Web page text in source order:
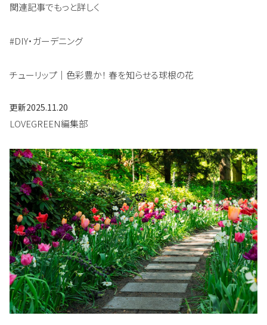
関連記事でもっと詳しく
#DIY・ガーデニング
チューリップ｜色彩豊か！ 春を知らせる球根の花
更新2025.11.20
LOVEGREEN編集部